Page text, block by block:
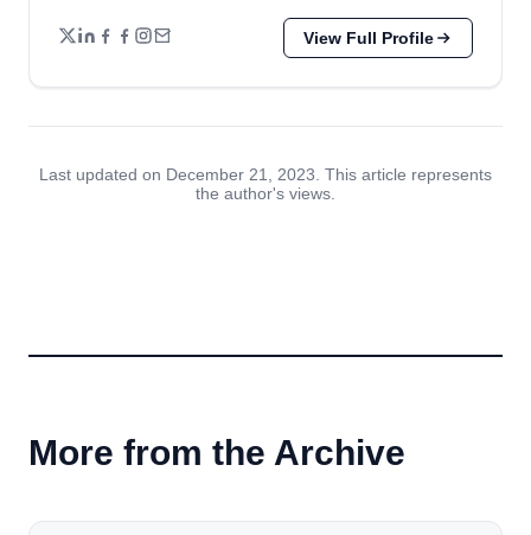
View Full Profile
Last updated on December 21, 2023. This article represents
the author's views.
More from the Archive